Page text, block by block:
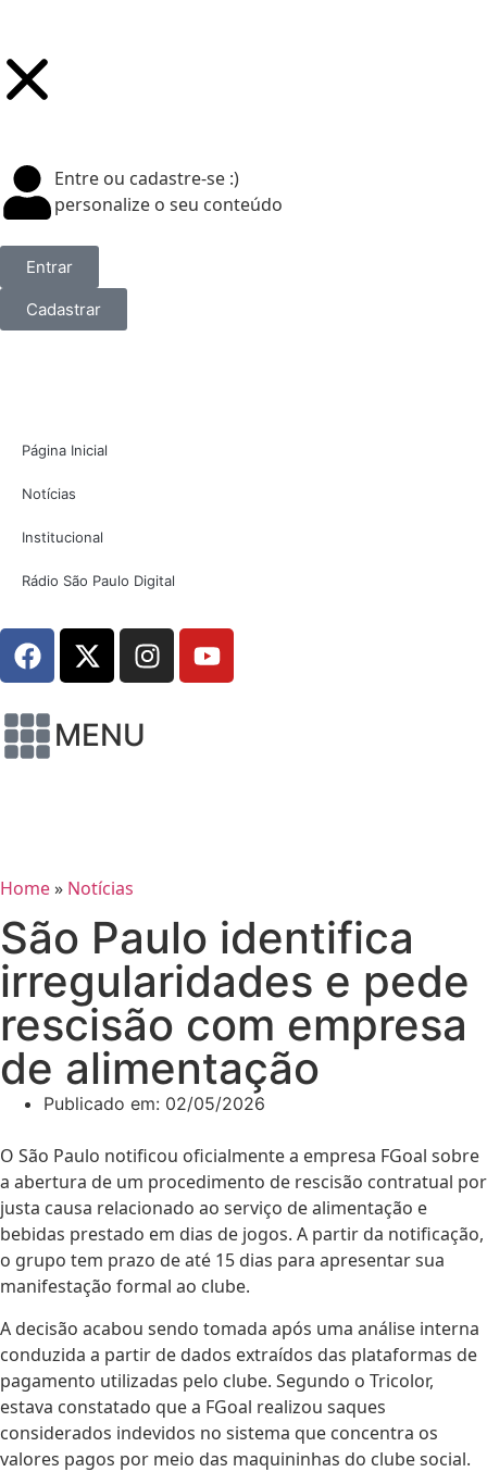
Entre ou cadastre-se :)
personalize o seu conteúdo
Entrar
Cadastrar
Página Inicial
Notícias
Institucional
Rádio São Paulo Digital
MENU
Home» Notícias
São Paulo identifica
irregularidades e pede
rescisão com empresa
de alimentação
Publicado em: 02/05/2026
O São Paulo notificou oficialmente a empresa FGoal sobre
a abertura de um procedimento de rescisão contratual por
justa causa relacionado ao serviço de alimentação e
bebidas prestado em dias de jogos. A partir da notificação,
o grupo tem prazo de até 15 dias para apresentar sua
manifestação formal ao clube.
A decisão acabou sendo tomada após uma análise interna
conduzida a partir de dados extraídos das plataformas de
pagamento utilizadas pelo clube. Segundo o Tricolor,
estava constatado que a FGoal realizou saques
considerados indevidos no sistema que concentra os
valores pagos por meio das maquininhas do clube social.